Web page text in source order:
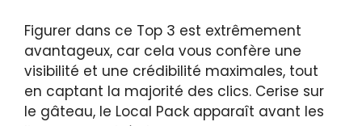
Figurer dans ce Top 3 est extrêmement
avantageux, car cela vous confère une
visibilité et une crédibilité maximales, tout
en captant la majorité des clics. Cerise sur
le gâteau, le Local Pack apparaît avant les